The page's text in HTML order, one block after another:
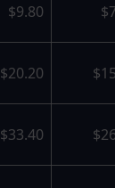
$9.80
$20.20
$33.40